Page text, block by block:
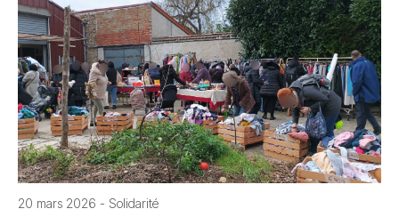
20 mars 2026 - Solidarité